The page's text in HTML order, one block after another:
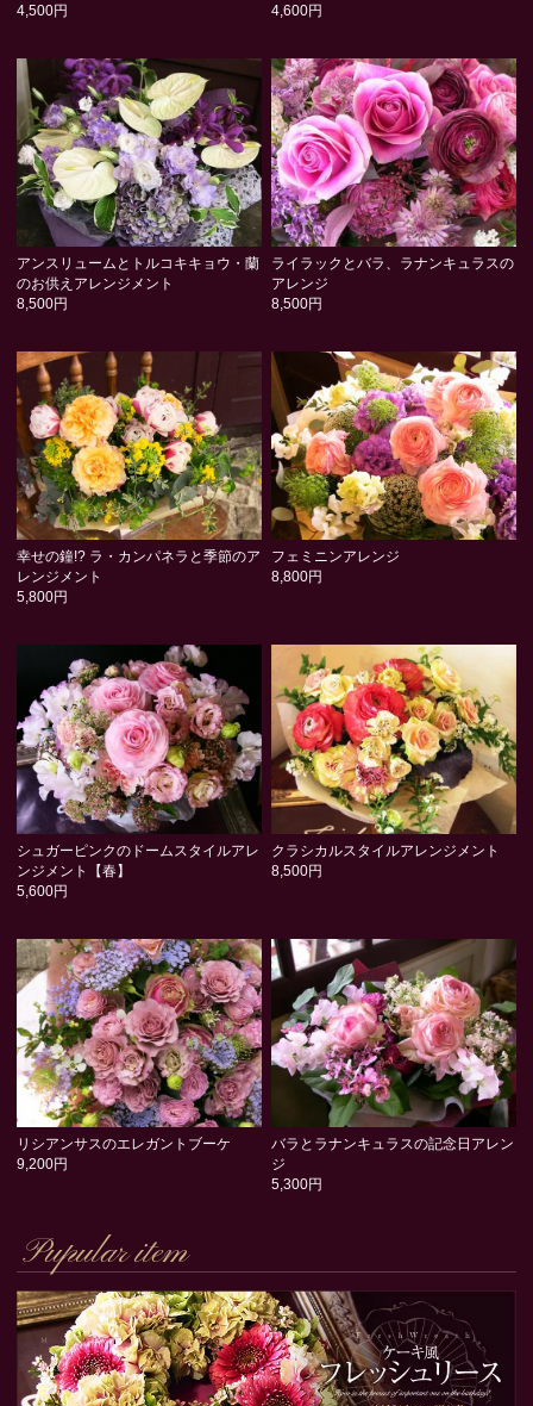
4,500円 4,600円
アンスリュームとトルコキキョウ・蘭
のお供えアレンジメント
8,500円
ライラックとバラ、ラナンキュラスの
アレンジ
8,500円
幸せの鐘!? ラ・カンパネラと季節のア
レンジメント
5,800円
フェミニンアレンジ
8,800円
シュガーピンクのドームスタイルアレ
ンジメント【春】
5,600円
クラシカルスタイルアレンジメント
8,500円
リシアンサスのエレガントブーケ
9,200円
バラとラナンキュラスの記念日アレン
ジ
5,300円
Pupular item